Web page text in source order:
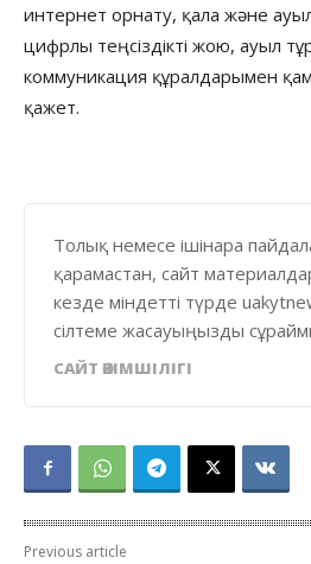
интернет орнату, қала және
цифрлы теңсіздікті жою, ауыл
коммуникация құралдарымен
қажет.
Толық немесе ішінара
қарамастан, сайт
кезде міндетті түрде
сілтеме жасауыңызды
САЙТ ӘКІМШІЛІГІ
Previous article